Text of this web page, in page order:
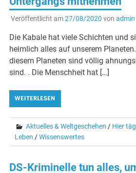
Veröffentlicht am27/08/2020 von admin
Die Kabale hat viele Schichten und
heimlich alles auf unserem
diesem Planeten sind völlig
sind. . Die Menschheit hat […]
WEITERLESEN
Aktuelles & Weltgeschehen / Hier
Leben /Wissenswertes
DS-Kriminelle tun alles,